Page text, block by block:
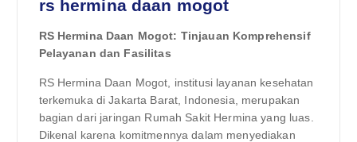
rs hermina daan mogot
RS Hermina Daan Mogot: Tinjauan Komprehensif
Pelayanan dan Fasilitas
RS Hermina Daan Mogot, institusi layanan kesehatan
terkemuka di Jakarta Barat, Indonesia, merupakan
bagian dari jaringan Rumah Sakit Hermina yang luas.
Dikenal karena komitmennya dalam menyediakan